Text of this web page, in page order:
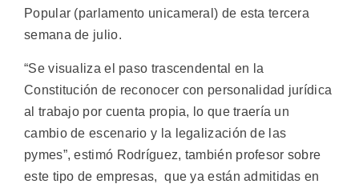
Popular (parlamento unicameral) de esta tercera
semana de julio.
“Se visualiza el paso trascendental en la
Constitución de reconocer con personalidad jurídica
al trabajo por cuenta propia, lo que traería un
cambio de escenario y la legalización de las
pymes”, estimó Rodríguez, también profesor sobre
este tipo de empresas, que ya están admitidas en